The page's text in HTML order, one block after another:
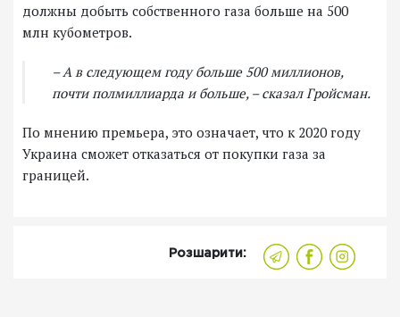
должны добыть собственного газа больше на 500
млн кубометров.
– А в следующем году больше 500 миллионов,
почти полмиллиарда и больше, – сказал Гройсман.
По мнению премьера, это означает, что к 2020 году
Украина сможет отказаться от покупки газа за
границей.
Розшарити: